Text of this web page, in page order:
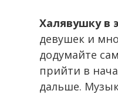
Халявушку в
девушек и
додумайте
прийти в
дальше.